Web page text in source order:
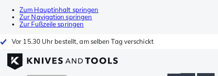
Zum Hauptinhalt springen
Zur Navigation springen
Zur Fußzeile springen
Vor 15.30 Uhr bestellt, am selben Tag verschickt